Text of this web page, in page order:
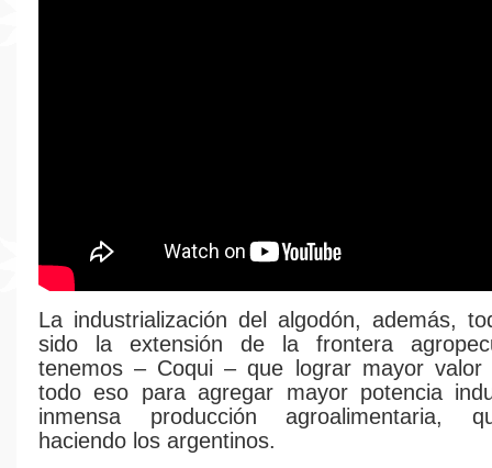
La industrialización del algodón, además,
sido la extensión de la frontera
tenemos – Coqui – que lograr mayor valor
todo eso para agregar mayor potencia
inmensa producción agroalimentaria,
haciendo los argentinos.